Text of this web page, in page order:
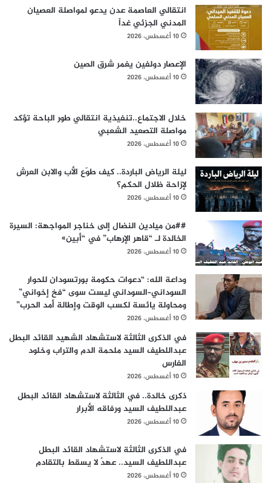
انتقالي العاصمة عدن يدعو لمواصلة العصيان
المدني الجزئي غداً
10 أغسطس، 2026
الإعصار دولفين يغمر شرق الصين
10 أغسطس، 2026
خلال الاجتماع..تنفيذية انتقالي طور الباحة تؤكد
مواصلة التصعيد الشعبي
10 أغسطس، 2026
ليلة الرياض الباردة.. كيف طوّع الأب والابن العرش
لإزاحة ظلال الحكم؟
10 أغسطس، 2026
​##من ميادين النضال إلى خناجر المواجهة: السيرة
الخالدة لـ “قاهر الإرهاب” في “أبين»
10 أغسطس، 2026
وداعة الله: “دعوات حكومة بورتسودان للحوار
السوداني–السوداني ليست سوى “فخ إخواني”
ومحاولة يائسة لكسب الوقت وإطالة أمد الحرب”
10 أغسطس، 2026
في الذكرى الثالثة لاستشهاد الشهيد القائد البطل
عبداللطيف السيد ملحمة الدم والتراب وخلود
الفارس
10 أغسطس، 2026
ذكرى خالدة.. في الثالثة لاستشهاد القائد البطل
عبداللطيف السيد ورفاقه الأبرار
10 أغسطس، 2026
في الذكرى الثالثة لاستشهاد القائد البطل
عبداللطيف السيد.. عهدٌ لا يسقط بالتقادم
10 أغسطس، 2026